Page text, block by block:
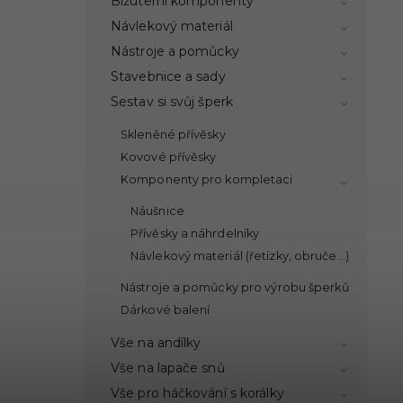
Návlekový materiál
Nástroje a pomůcky
Stavebnice a sady
Sestav si svůj šperk
Skleněné přívěsky
Kovové přívěsky
Komponenty pro kompletaci
Náušnice
Přívěsky a náhrdelníky
Návlekový materiál (řetízky, obruče...)
Nástroje a pomůcky pro výrobu šperků
Dárkové balení
Vše na andílky
Vše na lapače snů
Vše pro háčkování s korálky